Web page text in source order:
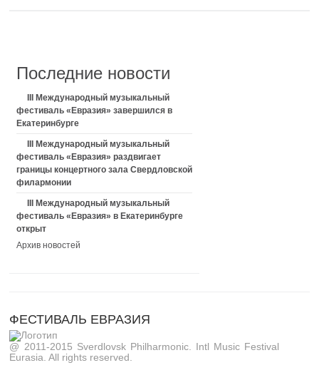
Последние новости
III Международный музыкальный
фестиваль «Евразия» завершился в
Екатеринбурге
III Международный музыкальный
фестиваль «Евразия» раздвигает
границы концертного зала Свердловской
филармонии
III Международный музыкальный
фестиваль «Евразия» в Екатеринбурге
открыт
Архив новостей
ФЕСТИВАЛЬ ЕВРАЗИЯ
@ 2011-2015 Sverdlovsk Philharmonic. Intl Music Festival
Eurasia. All rights reserved.